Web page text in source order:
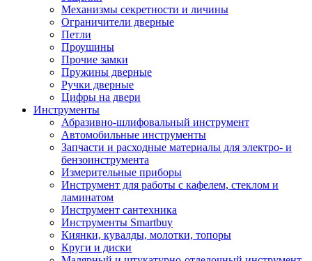
Механизмы секретности и личины
Ограничители дверные
Петли
Проушины
Прочие замки
Пружины дверные
Ручки дверные
Цифры на двери
Инструменты
Абразивно-шлифовальный инструмент
Автомобильные инструменты
Запчасти и расходные материалы для электро- и
бензоинструмента
Измерительные приборы
Инструмент для работы с кафелем, стеклом и
ламинатом
Инструмент сантехника
Инструменты Smartbuy
Киянки, кувалды, молотки, топоры
Круги и диски